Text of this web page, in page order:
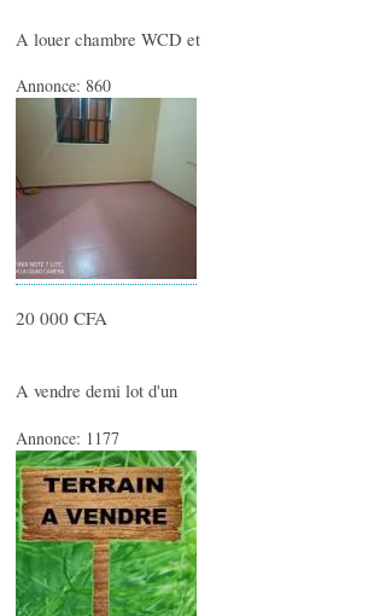
A louer chambre WCD et
Annonce: 860
20 000 CFA
A vendre demi lot d'un
Annonce: 1177